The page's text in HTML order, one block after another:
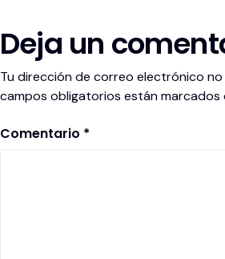
Deja un
Tu dirección de correo electrónico no
campos obligatorios están marcados
Comentario *